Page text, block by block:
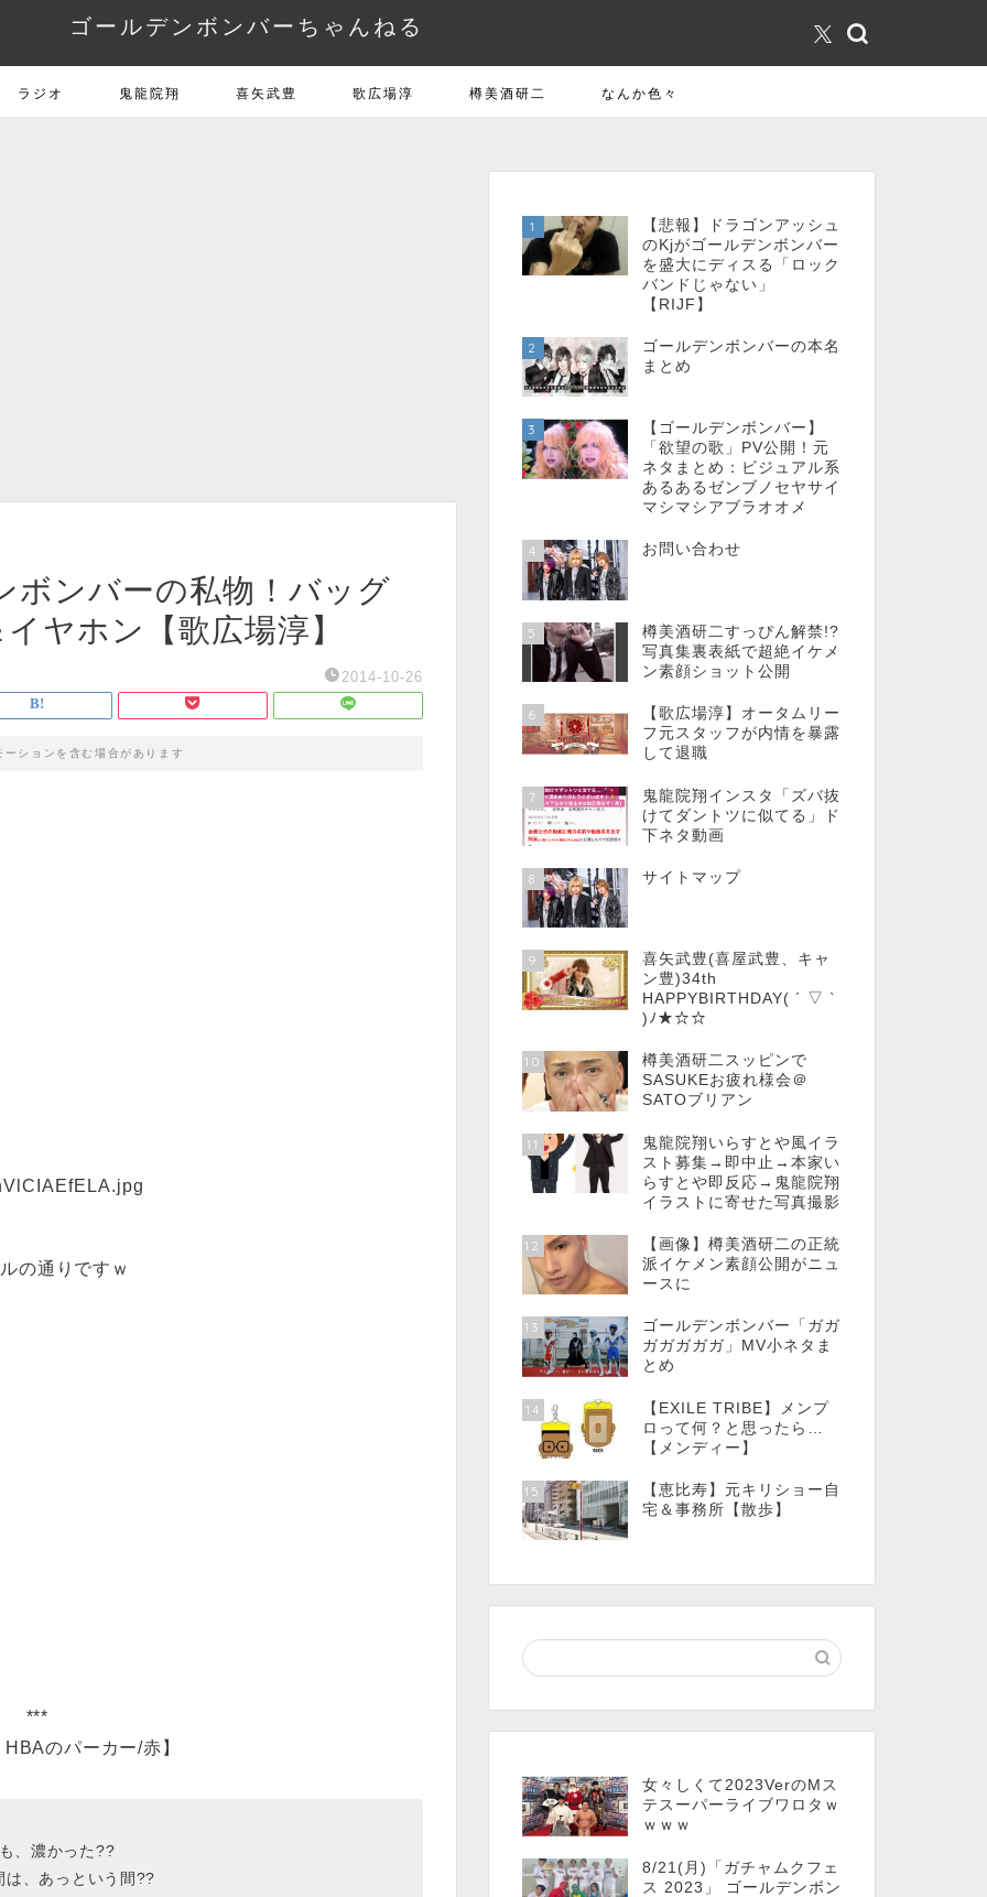
ゴールデンボンバーちゃんねる
ラジオ 鬼龍院翔 喜矢武豊 歌広場淳 樽美酒研二 なんか色々
ボンバーの私物！バッグ
ヤホン【歌広場淳】
2014-10-26
ーションを含む場合があります
の通りですｗ
***
のパーカー/赤】
、濃かった??
は、あっという間??
1
【悲報】ドラゴンアッシュ
のKjがゴールデンボンバー
を盛大にディスる「ロック
バンドじゃない」
【RIJF】
2
ゴールデンボンバーの本名
まとめ
3
【ゴールデンボンバー】
「欲望の歌」PV公開！元
ネタまとめ：ビジュアル系
あるあるゼンブノセヤサイ
マシマシアブラオオメ
4 お問い合わせ
5
樽美酒研二すっぴん解禁!?
写真集裏表紙で超絶イケメ
ン素顔ショット公開
6
【歌広場淳】オータムリー
フ元スタッフが内情を暴露
して退職
7
鬼龍院翔インスタ「ズバ抜
けてダントツに似てる」ド
下ネタ動画
8 サイトマップ
9
喜矢武豊(喜屋武豊、キャ
ン豊)34th
HAPPYBIRTHDAY( ´ ▽ `
)ﾉ★☆☆
10
樽美酒研二スッピンで
SASUKEお疲れ様会＠
SATOブリアン
11
鬼龍院翔いらすとや風イラ
スト募集→即中止→本家い
らすとや即反応→鬼龍院翔
イラストに寄せた写真撮影
12
【画像】樽美酒研二の正統
派イケメン素顔公開がニュ
ースに
13
ゴールデンボンバー「ガガ
ガガガガガ」MV小ネタま
とめ
14
【EXILE TRIBE】メンプ
ロって何？と思ったら…
【メンディー】
15
【恵比寿】元キリショー自
宅＆事務所【散歩】
女々しくて2023VerのMス
テスーパーライブワロタｗ
ｗｗｗ
8/21(月)「ガチャムクフェ
ス 2023」 ゴールデンボン